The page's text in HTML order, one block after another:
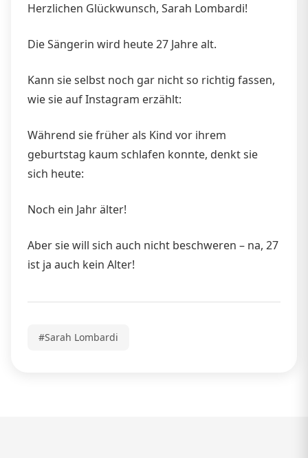
Herzlichen Glückwunsch, Sarah Lombardi!
Die Sängerin wird heute 27 Jahre alt.
Kann sie selbst noch gar nicht so richtig fassen,
wie sie auf Instagram erzählt:
Während sie früher als Kind vor ihrem
geburtstag kaum schlafen konnte, denkt sie
sich heute:
Noch ein Jahr älter!
Aber sie will sich auch nicht beschweren – na, 27
ist ja auch kein Alter!
#Sarah Lombardi